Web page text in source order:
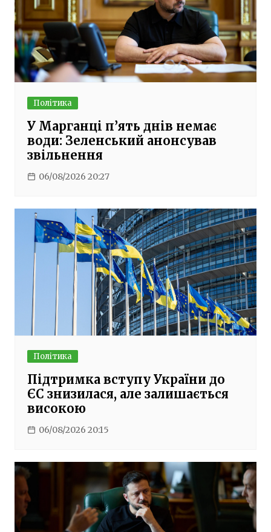
Політика
У Марганці п’ять днів немає
води: Зеленський анонсував
звільнення
06/08/2026 20:27
Політика
Підтримка вступу України до
ЄС знизилася, але залишається
високою
06/08/2026 20:15